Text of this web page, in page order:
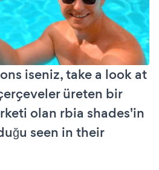
iseniz, take a look at
üreten bir
olan rbia shades'in
seen in their